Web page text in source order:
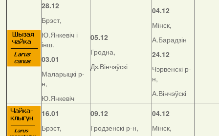
28.12
Брэст,
Ю.Янкевіч і
інш.
03.01
Маларыцкі р-
н,
Ю.Янкевіч
05.12
Гродна,
Дз.Вінчэўскі
04.12
Мінск,
А.Барадзін
24.12
Чэрвенскі р-
н,
А.Вінчэўскі
16.01
Брэст,
09.12
Гродзенскі р-н,
04.12
Мінск,